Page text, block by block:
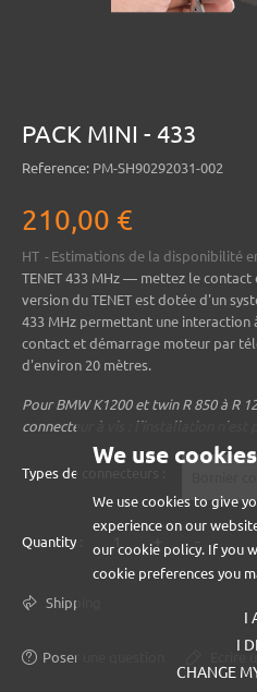
We use cookies
We use cookies to give
experience on our
our cookie policy. If you
cookie preferences you
I
I
CHANGE
PACK MINI - 433
Reference: PM-SH90292031-002
210,00 €
HT
Estimations de la disponibilité
TENET 433 MHz — mettez le contact
version du TENET est dotée d'un
433 MHz permettant une interaction
contact et démarrage moteur par
d'environ 20 mètres.
Pour BMW K1200 et twin R 850 à R
connecteur à vis : l'installation n'est
Types de connecteurs :
Quantity : +
Shipping
Poser une question